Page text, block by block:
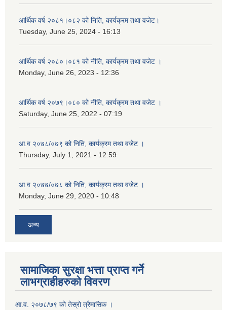
आर्थिक वर्ष २०८१।०८२ को निति, कार्यक्रम तथा वजेट।
Tuesday, June 25, 2024 - 16:13
आर्थिक वर्ष २०८०।०८१ को नीति, कार्यक्रम तथा वजेट ।
Monday, June 26, 2023 - 12:36
आर्थिक वर्ष २०७९।०८० को नीति, कार्यक्रम तथा वजेट ।
Saturday, June 25, 2022 - 07:19
आ.व २०७८/०७९ को निति, कार्यक्रम तथा वजेट ।
Thursday, July 1, 2021 - 12:59
आ.व २०७७/०७८ को निति, कार्यक्रम तथा वजेट ।
Monday, June 29, 2020 - 10:48
अन्य
सामाजिका सुरक्षा भत्ता प्राप्त गर्ने
लाभग्राहीहरुको विवरण
आ.व. २०७८/७९ को तेस्रो त्रैमासिक ।